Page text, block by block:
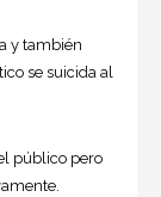
y también
se suicida al
público pero